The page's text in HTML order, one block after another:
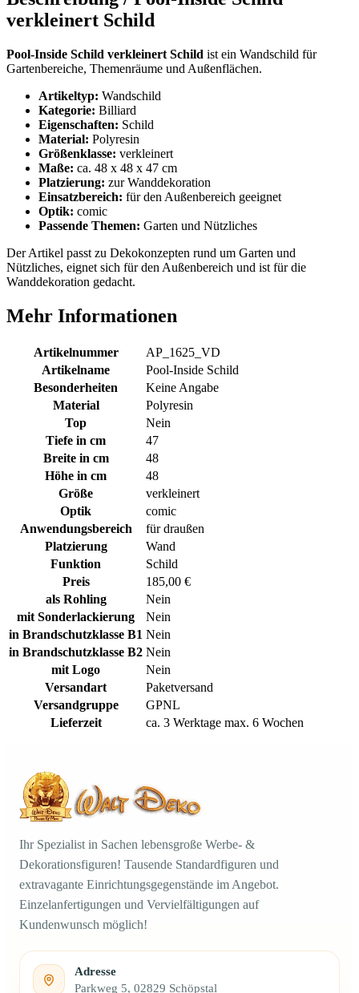
verkleinert Schild
Pool-Inside Schild verkleinert Schild ist ein Wandschild für
Gartenbereiche, Themenräume und Außenflächen.
Artikeltyp: Wandschild
Kategorie: Billiard
Eigenschaften: Schild
Material: Polyresin
Größenklasse: verkleinert
Maße: ca. 48 x 48 x 47 cm
Platzierung: zur Wanddekoration
Einsatzbereich: für den Außenbereich geeignet
Optik: comic
Passende Themen: Garten und Nützliches
Der Artikel passt zu Dekokonzepten rund um Garten und
Nützliches, eignet sich für den Außenbereich und ist für die
Wanddekoration gedacht.
Mehr Informationen
Artikelnummer
AP_1625_VD
Artikelname
Pool-Inside Schild
Besonderheiten
Keine Angabe
Material
Polyresin
Top
Nein
Tiefe in cm
47
Breite in cm
48
Höhe in cm
48
Größe
verkleinert
Optik
comic
Anwendungsbereich
für draußen
Platzierung
Wand
Funktion
Schild
Preis
185,00 €
als Rohling
Nein
mit Sonderlackierung
Nein
in Brandschutzklasse B1 Nein
in Brandschutzklasse B2 Nein
mit Logo
Nein
Versandart
Paketversand
Versandgruppe
GPNL
Lieferzeit
ca. 3 Werktage max. 6 Wochen
Ihr Spezialist in Sachen lebensgroße Werbe- &
Dekorationsfiguren! Tausende Standardfiguren und
extravagante Einrichtungsgegenstände im Angebot.
Einzelanfertigungen und Vervielfältigungen auf
Kundenwunsch möglich!
Adresse
Parkweg 5, 02829 Schöpstal